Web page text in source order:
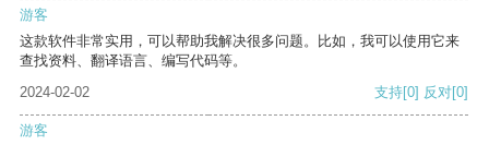
游客
这款软件非常实用，可以帮助我解决很多问题。比如，我可以使用它来
查找资料、翻译语言、编写代码等。
2024-02-02
支持[0] 反对[0]
游客